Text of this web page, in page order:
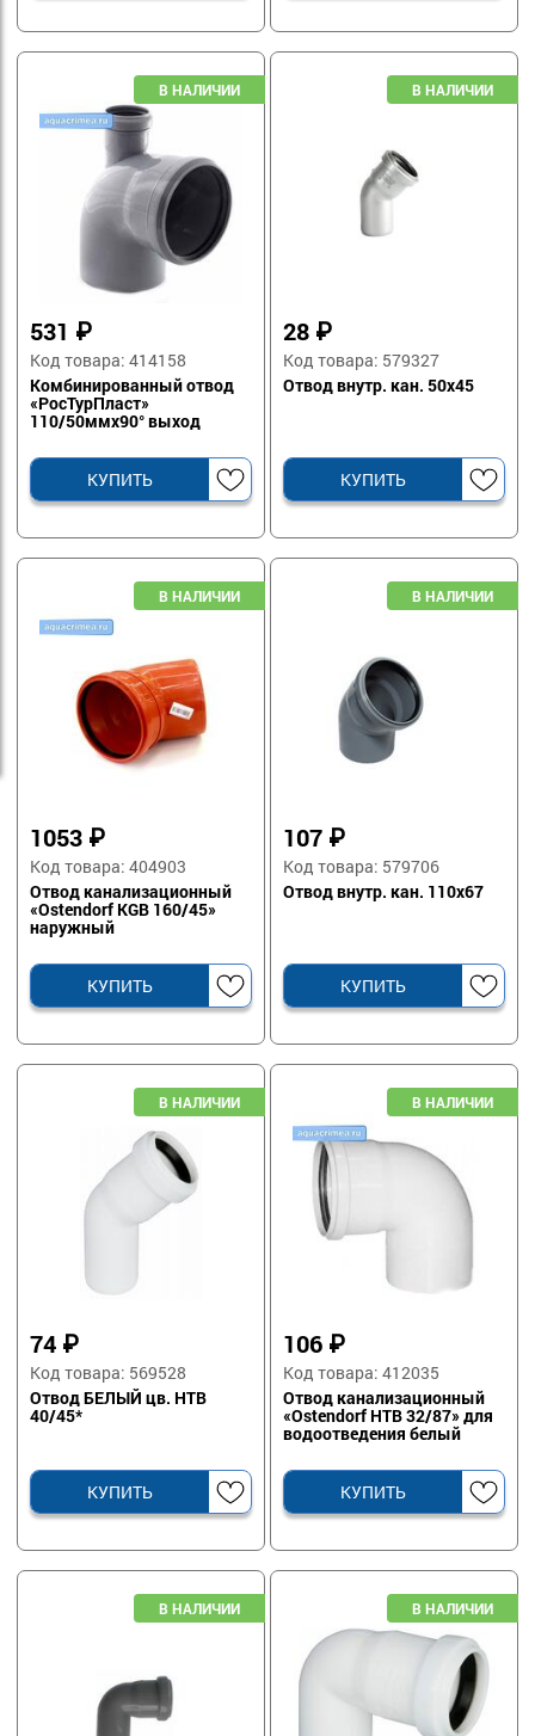
531 ₽
Код товара: 414158
Комбинированный отвод
«РосТурПласт»
110/50ммх90° выход
КУПИТЬ
28 ₽
Код товара: 579327
Отвод внутр. кан. 50х45
КУПИТЬ
1053 ₽
Код товара: 404903
Отвод канализационный
«Ostendorf KGB 160/45»
наружный
КУПИТЬ
107 ₽
Код товара: 579706
Отвод внутр. кан. 110х67
КУПИТЬ
74 ₽
Код товара: 569528
Отвод БЕЛЫЙ цв. HTB
40/45*
КУПИТЬ
106 ₽
Код товара: 412035
Отвод канализационный
«Ostendorf HTB 32/87» для
водоотведения белый
КУПИТЬ